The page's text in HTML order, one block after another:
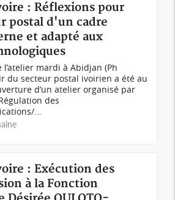
: Réflexions pour
postal d'un cadre
et adapté aux
mardi à Abidjan (Ph
du secteur postal ivoirien a été au
d’un atelier organisé par
des
...
: Exécution des
à la Fonction